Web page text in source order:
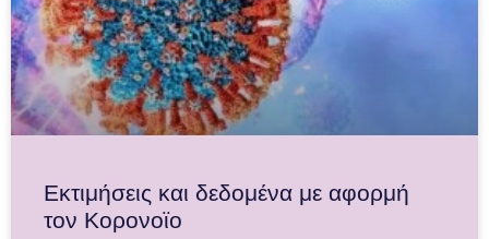
Εκτιμήσεις και δεδομένα με αφορμή
τον Κορονοϊο